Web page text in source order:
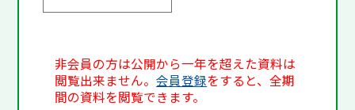
非会員の方は公開から一年を超えた資料は
閲覧出来ません。会員登録をすると、全期
間の資料を閲覧できます。